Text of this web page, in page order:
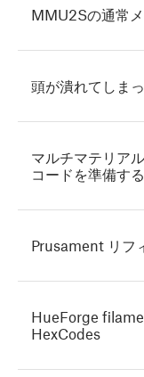
MMU2Sの通常
頭が潰れてしま
マルチマテリア
コードを準備す
Prusament リフ
HueForge
HexCodes